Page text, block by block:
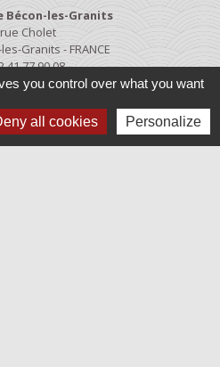
Bécon-les-Granits
rue Cholet
Granits - FRANCE
41 77 90 08
formulaire
la MAIRIE
you control over what you want
all cookies Personalize